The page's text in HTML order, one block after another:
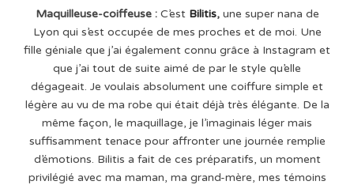
Maquilleuse-coiffeuse : C’est Bilitis,une super nana de
Lyon qui s’est occupée de mes proches et de moi. Une
fille géniale que j’ai également connu grâce à Instagram et
que j’ai tout de suite aimé de par le style qu’elle
dégageait. Je voulais absolument une coiffure simple et
légère au vu de ma robe qui était déjà très élégante. De la
même façon, le maquillage, je l’imaginais léger mais
suffisamment tenace pour affronter une journée remplie
d’émotions. Bilitis a fait de ces préparatifs, un moment
privilégié avec ma maman, ma grand-mère, mes témoins